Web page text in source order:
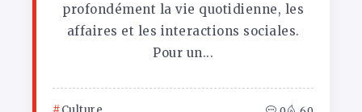
profondément la vie quotidienne, les
affaires et les interactions sociales.
Pour un...